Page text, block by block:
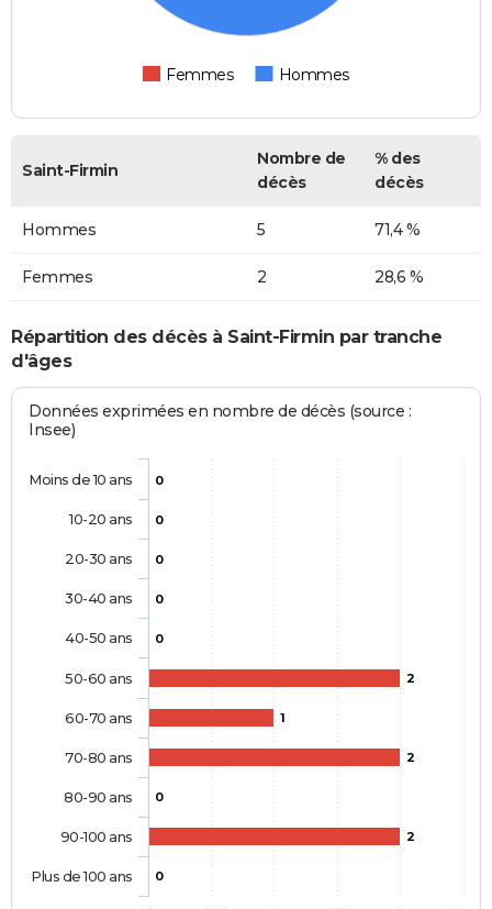
Femmes Hommes
Saint-Firmin
Nombre de
décès
% des
décès
Hommes 5 71,4 %
Femmes 2 28,6 %
Répartition des décès à Saint-Firmin par tranche
d'âges
Données exprimées en nombre de décès (source :
Insee)
0
0
0
0
0
2
1
2
0
2
0
Moins de 10 ans
10-20 ans
20-30 ans
30-40 ans
40-50 ans
50-60 ans
60-70 ans
70-80 ans
80-90 ans
90-100 ans
Plus de 100 ans